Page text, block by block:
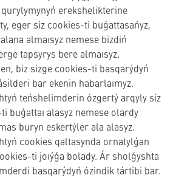
qurylymynyń erekshelikterine
eger siz cookies-ti buǵattasańyz,
almaısyz nemese bizdiń
tapsyrys bere almaısyz.
biz sizge cookies-ti basqarýdyń
bar ekenin habarlaımyz.
teńshelimderin ózgertý arqyly siz
buǵattaı alasyz nemese olardy
buryn eskertýler ala alasyz.
cookies qaltasynda ornatylǵan
ti joıýǵa bolady. Ár sholǵyshta
basqarýdyń ózindik tártibi bar.